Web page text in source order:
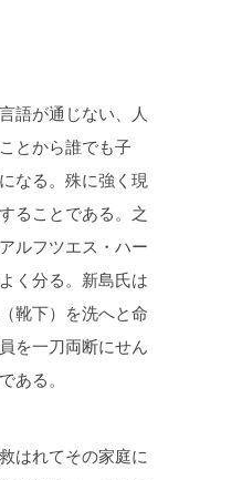
語が通じない、人
とから誰でも子
なる。殊に強く現
ることである。之
ルフツエス・ハー
く分る。新島氏は
靴下）を洗へと命
を一刀両断にせん
ある。
はれてその家庭に